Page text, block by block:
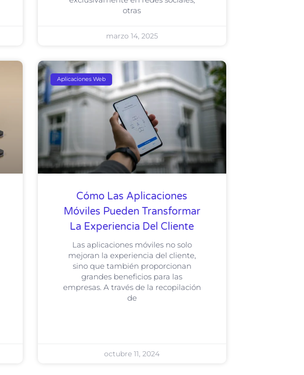
otras
marzo 14, 2025
Aplicaciones Web
Cómo Las Aplicaciones
Móviles Pueden Transformar
La Experiencia Del Cliente
Las aplicaciones móviles no solo
mejoran la experiencia del cliente,
sino que también proporcionan
grandes beneficios para las
empresas. A través de la recopilación
de
octubre 11, 2024